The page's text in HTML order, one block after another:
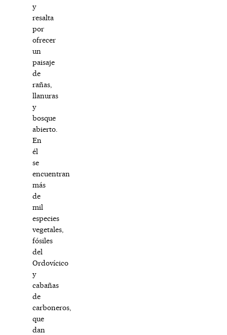
y
resalta
por
ofrecer
un
paisaje
de
rañas,
llanuras
y
bosque
abierto.
En
él
se
encuentran
más
de
mil
especies
vegetales,
fósiles
del
Ordovícico
y
cabañas
de
carboneros,
que
dan